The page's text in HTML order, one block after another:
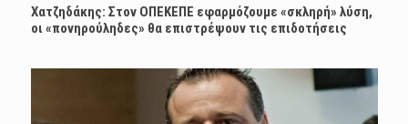
Χατζηδάκης: Στον ΟΠΕΚΕΠΕ εφαρμόζουμε «σκληρή» λύση,
οι «πονηρούληδες» θα επιστρέψουν τις επιδοτήσεις